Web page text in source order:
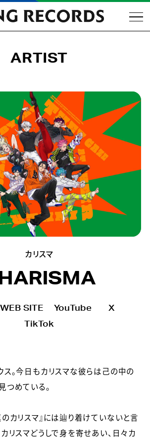
ARTIST
カリスマ
SITE YouTube
X
TikTok
ス。今日もカリスマな彼らは己の中の
つめている。
のカリスマ』には辿り着けていないと言
カリスマどうしで身を寄せあい、日々カ